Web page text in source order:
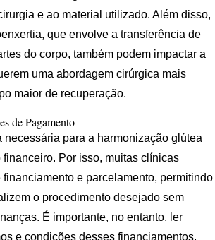
e ao material utilizado. Além disso,
que envolve a transferência de
do corpo, também podem impactar a
uma abordagem cirúrgica mais
maior de recuperação.
de Pagamento
necessária para a harmonização glútea
financeiro. Por isso, muitas clínicas
e parcelamento, permitindo
o procedimento desejado sem
É importante, no entanto, ler
e condições desses financiamentos,